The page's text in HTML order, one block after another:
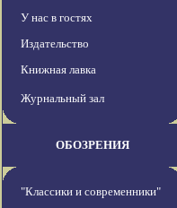
У нас в гостях
Издательство
Книжная лавка
Журнальный зал
ОБОЗРЕНИЯ
"Классики и современники"